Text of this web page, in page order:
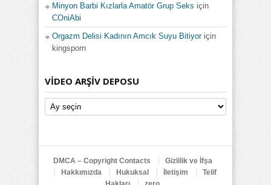
Minyon Barbi Kızlarla Amatör Grup Seks için
COniAbi
Orgazm Delisi Kadının Amcık Suyu Bitiyoriçin
kingsporn
VIDEO ARŞIV DEPOSU
Video
Arşiv
DMCA – Copyright Contacts
Gizlilik ve İfşa
Hakkımızda
Hukuksal İletişim
Telif